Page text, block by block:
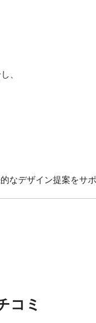
、
なデザイン提案をサポ
コミ